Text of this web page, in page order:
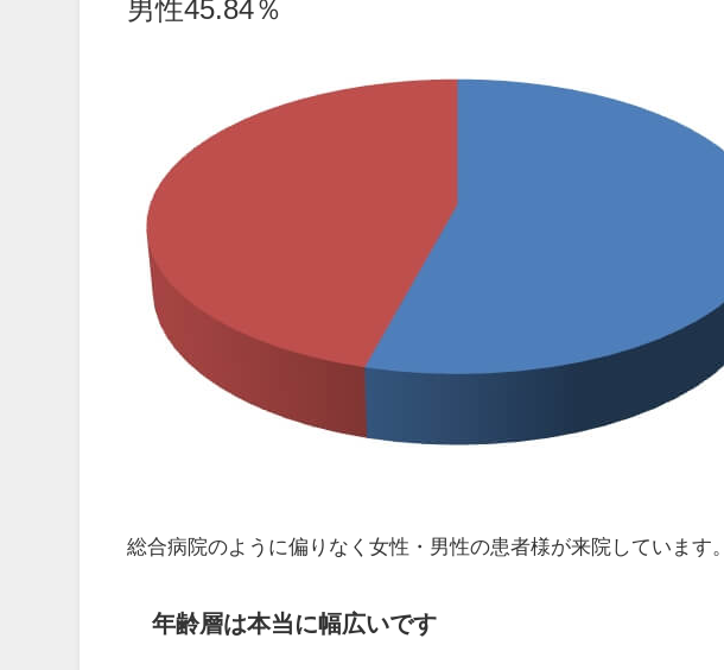
男性45.84％
総合病院のように偏りなく女性・男性の患者様が来院しています。
年齢層は本当に幅広いです